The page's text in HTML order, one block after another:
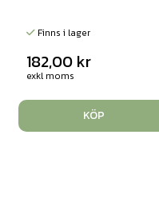
Finns i lager
182,00 kr
exkl moms
KÖP